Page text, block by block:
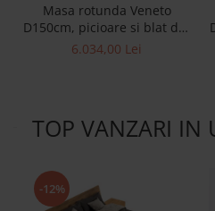
Masa rotunda Veneto
D150cm, picioare si blat din
lemn masiv de stejar,
6.034,00 Lei
TOP VANZARI IN
-12%